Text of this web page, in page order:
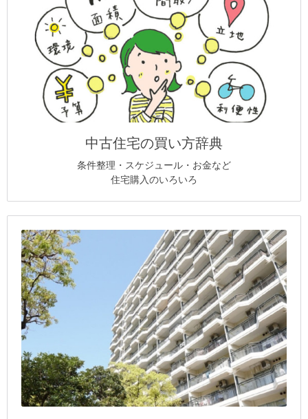
中古住宅の買い方辞典
条件整理・スケジュール・お金など
住宅購入のいろいろ